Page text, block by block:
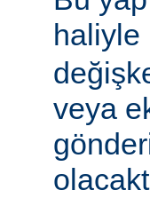
haliyle
veya